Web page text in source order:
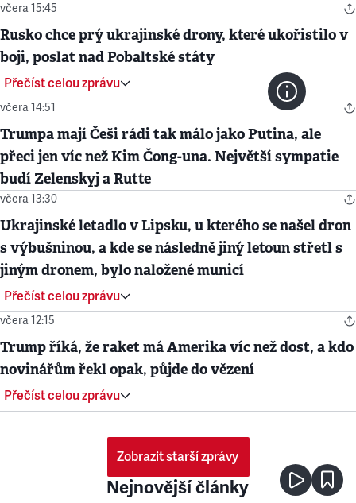
včera 15:45
Rusko chce prý ukrajinské drony, které ukořistilo v
boji, poslat nad Pobaltské státy
Přečíst celou zprávu
včera 14:51
Trumpa mají Češi rádi tak málo jako Putina, ale
přeci jen víc než Kim Čong-una. Největší sympatie
budí Zelenskyj a Rutte
včera 13:30
Ukrajinské letadlo v Lipsku, u kterého se našel dron
s výbušninou, a kde se následně jiný letoun střetl s
jiným dronem, bylo naložené municí
Přečíst celou zprávu
včera 12:15
Trump říká, že raket má Amerika víc než dost, a kdo
novinářům řekl opak, půjde do vězení
Přečíst celou zprávu
Zobrazit starší zprávy
Nejnovější články